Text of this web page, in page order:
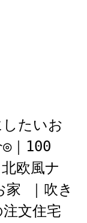
したいお
｜100
欧風ナ
家 ｜吹き
文住宅